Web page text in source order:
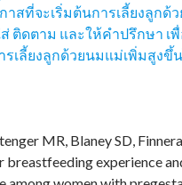
าสที่จะเริ่มต้นการเลี้ยงลูกด้
ส่ ติดตาม และให้คำปรึกษา เ
เลี้ยงลูกด้วยนมแม่เพิ่มสูงขึ้
MR, Blaney SD,
breastfeeding experience